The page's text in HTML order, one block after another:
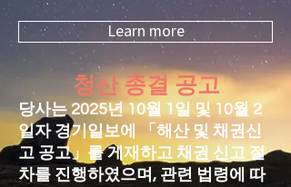
Learn more
청산 종결 공고
당사는 2025년 10월 1일 및 10월 2
일자 경기일보에 「해산 및 채권신
고 공고」를 게재하고 채권 신고 절
차를 진행하였으며, 관련 법령에 따